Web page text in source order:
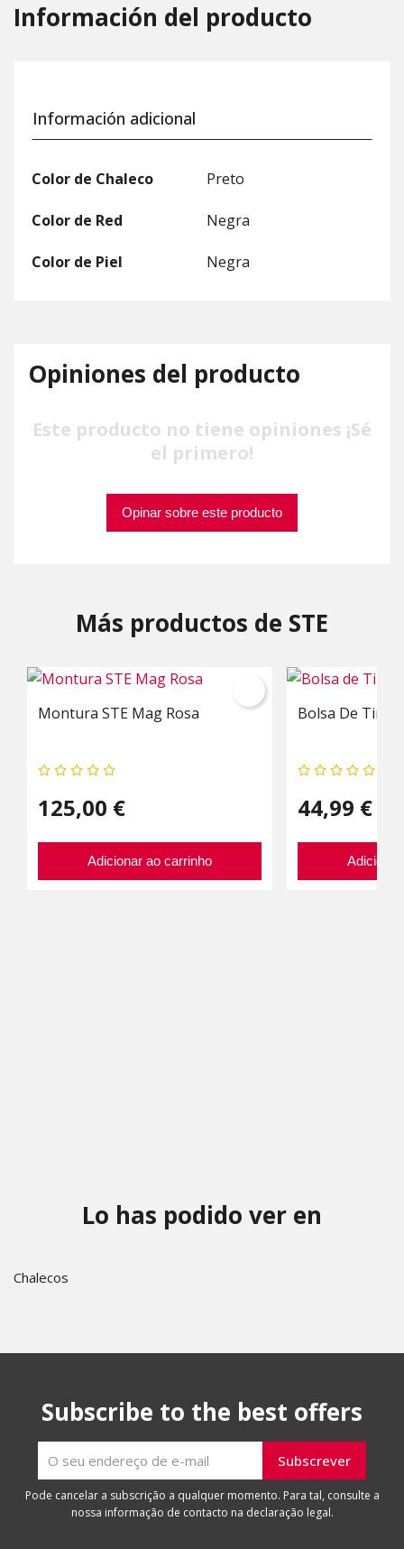
Información del producto
Información adicional
Color de Chaleco Preto
Color de Red Negra
Color de Piel Negra
Opiniones del producto
Este producto no tiene opiniones ¡Sé
el primero!
Opinar sobre este producto
Más productos de STE
Montura STE Mag Rosa
125,00 €
Adicionar ao carrinho
Bolsa De Tiro
44,99 €
Lo has podido ver en
Chalecos
Subscribe to the best offers
Pode cancelar a subscrição a qualquer momento. Para tal, consulte a
nossa informação de contacto na declaração legal.